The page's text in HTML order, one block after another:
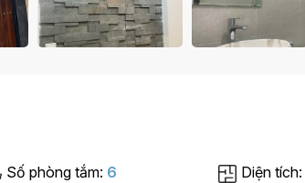
Số phòng tắm: 6 Diện tích: